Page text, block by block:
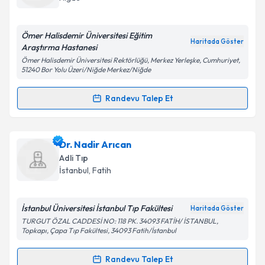
Kişisel verilerimin işlenmesine ilişkin
Metni'ni okudum ve kişisel verilerimin belirtilen
kapsamda işlenmesini kabul ediyorum.
Ömer Halisdemir Üniversitesi Eğitim
Araştırma Hastanesi
Haritada Göster
Ömer Halisdemir Üniversitesi Rektörlüğü, Merkez Yerleşke, Cumhuriyet,
51240 Bor Yolu Üzeri/Niğde Merkez/Niğde
Randevu Talep Et
Randevu Takvimi Talebi
Uzm. Dr. Kemal Yavuz İmre
talebi oluşturun. Size bu uzmandan randevu almanız
için bir takvim hazırlandığında e-posta ile
E-posta Adresiniz
Kişisel verilerimin işlenmesine ilişkin
Dr. Nadir Arıcan
Adli Tıp
İstanbul, Fatih
İstanbul Üniversitesi İstanbul Tıp Fakültesi Haritada Göster
TURGUT ÖZAL CADDESİ NO: 118 PK. 34093 FATİH/ İSTANBUL,
Topkapı, Çapa Tıp Fakültesi, 34093 Fatih/İstanbul
Randevu Talep Et